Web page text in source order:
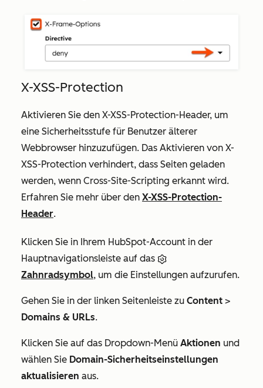
X-XSS-Protection
Aktivieren Sie den X-XSS-Protection-Header, um
eine Sicherheitsstufe für Benutzer älterer
Webbrowser hinzuzufügen. Das Aktivieren von X-
XSS-Protection verhindert, dass Seiten geladen
werden, wenn Cross-Site-Scripting erkannt wird.
Erfahren Sie mehr über den X-XSS-Protection-
Header.
Klicken Sie in Ihrem HubSpot-Account in der
Hauptnavigationsleiste auf das
Zahnradsymbol, um die Einstellungen aufzurufen.
Gehen Sie in der linken Seitenleiste zu Content >
Domains & URLs.
Klicken Sie auf das Dropdown-Menü Aktionen und
wählen Sie Domain-Sicherheitseinstellungen
aktualisieren aus.